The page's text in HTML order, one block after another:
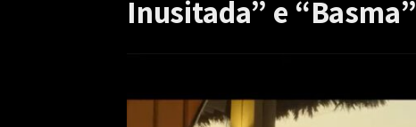
Inusitada” e “Basma”